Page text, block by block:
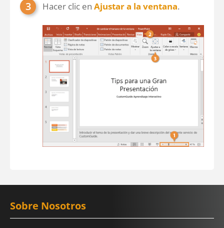
Hacer clic en Ajustar a la ventana.
Sobre Nosotros